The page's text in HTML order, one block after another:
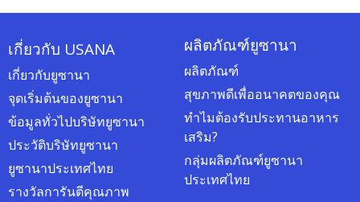
เกี่ยวกับ USANA
เกี่ยวกับยูซานา
จุดเริ่มต้นของยูซานา
ข้อมูลทั่วไปบริษัทยูซานา
ประวัติบริษัทยูซานา
ยูซานาประเทศไทย
รางวัลการันตีคุณภาพ
ผลิตภัณฑ์ยูซานา
ผลิตภัณฑ์
สุขภาพดีเพื่ออนาคตของคุณ
ทำไมต้องรับประทานอาหาร
เสริม?
กลุ่มผลิตภัณฑ์ยูซานา
ประเทศไทย